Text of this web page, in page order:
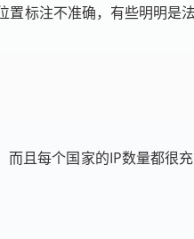
标注不准确，有些明明是
且每个国家的IP数量都很